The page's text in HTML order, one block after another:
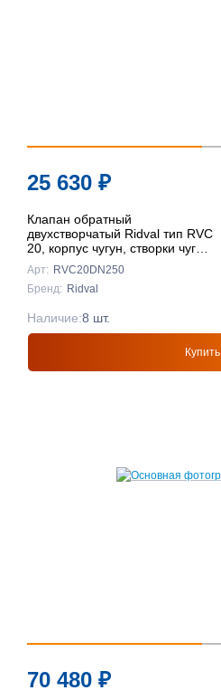
25 630 ₽
Клапан обратный
двухстворчатый Ridval тип RVC
20, корпус чугун, створки чуг
DN250 КРАСНЫЙ
Арт: RVC20DN250
Бренд: Ridval
Купить
Наличие:8 шт.
70 480 ₽